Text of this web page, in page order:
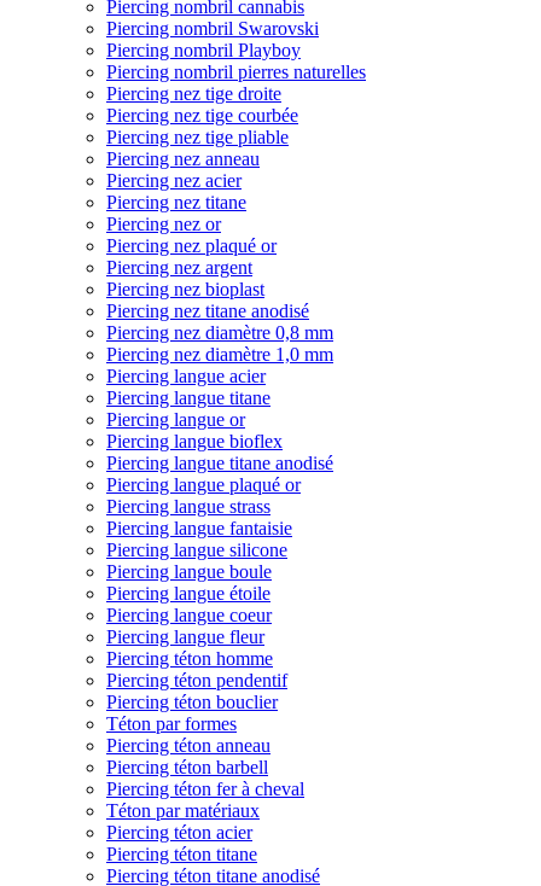
Piercing nombril cannabis
Piercing nombril Swarovski
Piercing nombril Playboy
Piercing nombril pierres naturelles
Piercing nez tige droite
Piercing nez tige courbée
Piercing nez tige pliable
Piercing nez anneau
Piercing nez acier
Piercing nez titane
Piercing nez or
Piercing nez plaqué or
Piercing nez argent
Piercing nez bioplast
Piercing nez titane anodisé
Piercing nez diamètre 0,8 mm
Piercing nez diamètre 1,0 mm
Piercing langue acier
Piercing langue titane
Piercing langue or
Piercing langue bioflex
Piercing langue titane anodisé
Piercing langue plaqué or
Piercing langue strass
Piercing langue fantaisie
Piercing langue silicone
Piercing langue boule
Piercing langue étoile
Piercing langue coeur
Piercing langue fleur
Piercing téton homme
Piercing téton pendentif
Piercing téton bouclier
Téton par formes
Piercing téton anneau
Piercing téton barbell
Piercing téton fer à cheval
Téton par matériaux
Piercing téton acier
Piercing téton titane
Piercing téton titane anodisé